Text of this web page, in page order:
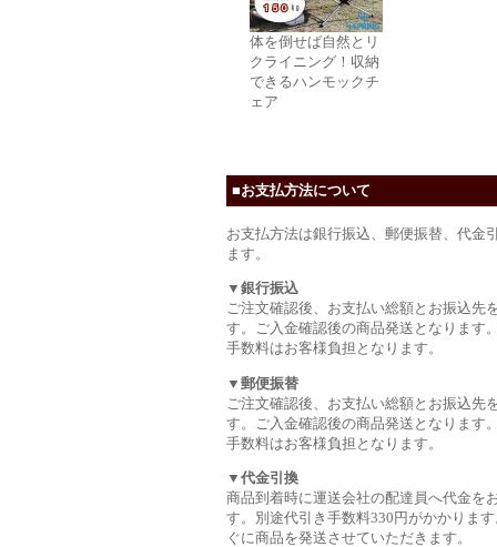
体を倒せば自然とリ
クライニング！収納
できるハンモックチ
ェア
■お支払方法について
お支払方法は銀行振込、郵便振替、代金
ます。
▼銀行振込
ご注文確認後、お支払い総額とお振込先
す。ご入金確認後の商品発送となります
手数料はお客様負担となります。
▼郵便振替
ご注文確認後、お支払い総額とお振込先
す。ご入金確認後の商品発送となります
手数料はお客様負担となります。
▼代金引換
商品到着時に運送会社の配達員へ代金を
す。別途代引き手数料330円がかかりま
ぐに商品を発送させていただきます。